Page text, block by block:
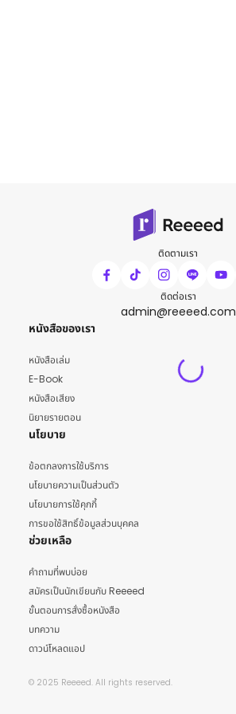
ติดตามเรา
ติดต่อเรา
admin@reeeed.com
หนังสือของเรา
หนังสือเล่ม
E-Book
หนังสือเสียง
นิยายรายตอน
นโยบาย
ข้อตกลงการใช้บริการ
นโยบายความเป็นส่วนตัว
นโยบายการใช้คุกกี้
การขอใช้สิทธิ์ข้อมูลส่วนบุคคล
ช่วยเหลือ
คำถามที่พบบ่อย
สมัครเป็นนักเขียนกับ Reeeed
ขั้นตอนการสั่งซื้อหนังสือ
บทความ
ดาวน์โหลดแอป
© 2025 Reeeed. All rights reserved.